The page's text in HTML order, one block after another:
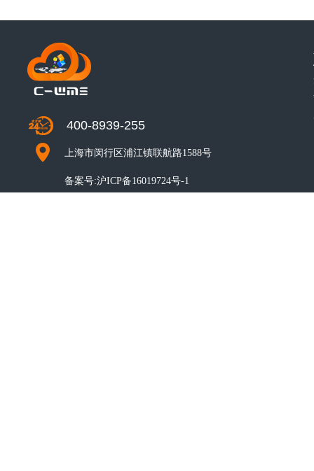
400-8939-255
上海市闵行区浦江镇联航路1588号
备案号:沪ICP备16019724号-1